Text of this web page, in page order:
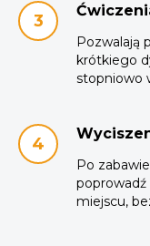
Pozwalają
krótkiego
stopniowo
Po
miejscu,